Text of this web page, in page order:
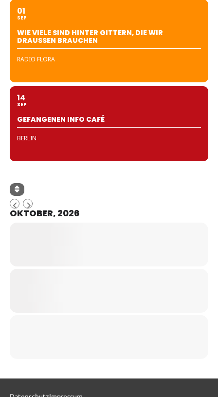
01
SEP
WIE VIELE SIND HINTER GITTERN, DIE WIR
DRAUSSEN BRAUCHEN
RADIO FLORA
14
SEP
GEFANGENEN INFO CAFÉ
BERLIN
OKTOBER, 2026